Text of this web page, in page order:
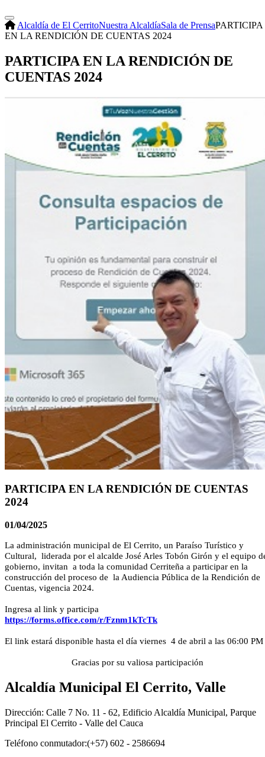
Alcaldía de El CerritoNuestra AlcaldíaSala de PrensaPARTICIPA
EN LA RENDICIÓN DE CUENTAS 2024
PARTICIPA EN LA RENDICIÓN DE
CUENTAS 2024
PARTICIPA EN LA RENDICIÓN DE CUENTAS
2024
01/04/2025
La administración municipal de El Cerrito, un Paraíso Turístico y
Cultural, liderada por el alcalde José Arles Tobón Girón y el equipo
gobierno, invitan a toda la comunidad Cerriteña a participar en la
construcción del proceso de la Audiencia Pública de la Rendición de
Cuentas, vigencia 2024.
Ingresa al link y participa​
https://forms.office.com/r/Fznm1kTcTk
El link estará disponible hasta el día viernes 4 de abril a las 06:00 PM
Gracias por su valiosa participación​
Alcaldía Municipal El Cerrito, Valle
Dirección: Calle 7 No. 11 - 62, Edificio Alcaldía Municipal, Parque
Principal El Cerrito - Valle del Cauca
Teléfono conmutador:(+57) 602 - 2586694